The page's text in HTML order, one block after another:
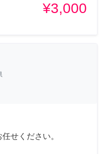
¥3,000
せください。